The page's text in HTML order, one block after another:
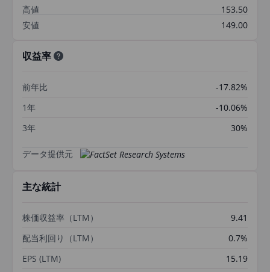
高値
153.50
安値
149.00
収益率
前年比
-17.82%
1年
-10.06%
3年
30%
データ提供元
主な統計
株価収益率（LTM）
9.41
配当利回り（LTM）
0.7%
EPS (LTM)
15.19